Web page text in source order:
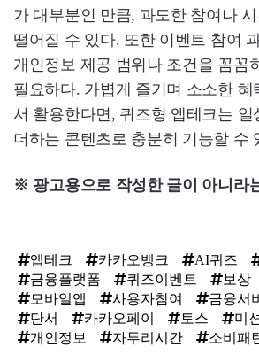
가 대부분인 만큼, 과도한 참여나
떨어질 수 있다. 또한 이벤트 참여
개인정보 제공 범위나 조건을 꼼꼼
필요하다. 가볍게 즐기며 소소한 혜
서 활용한다면, 퀴즈형 앱테크는 일
더하는 콘텐츠로 충분히 기능할 수
※ 광고용으로 작성한 글이 아니라
앱테크 카카오뱅크 AI퀴즈
금융플랫폼
퀴즈이벤트 보상
모바일앱
사용자참여 금융서
단서
카카오페이 토스 미션
개인정보
자투리시간 소비패